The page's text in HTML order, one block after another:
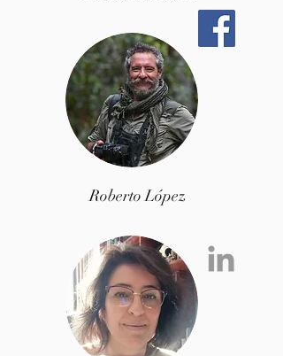
Roberto López